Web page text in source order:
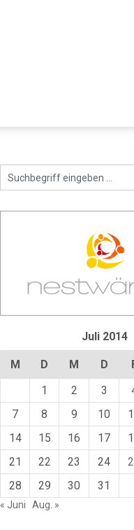
Juli 2014
M D M D
1
2 3
7
8 9 10
14
15 16 17
21
22 23 24
28
29 30 31
« Juni Aug. »